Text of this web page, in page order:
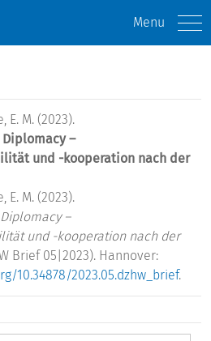
Menu
E. M. (2023).
Diplomacy –
und -kooperation nach der
E. M. (2023).
–
und -kooperation nach der
Brief 05|2023). Hannover:
10.34878/2023.05.dzhw_brief.